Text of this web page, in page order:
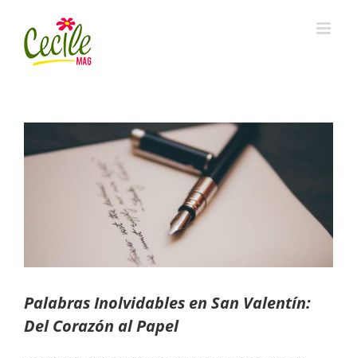
content
Image
Palabras Inolvidables en San Valentín:
Del Corazón al Papel